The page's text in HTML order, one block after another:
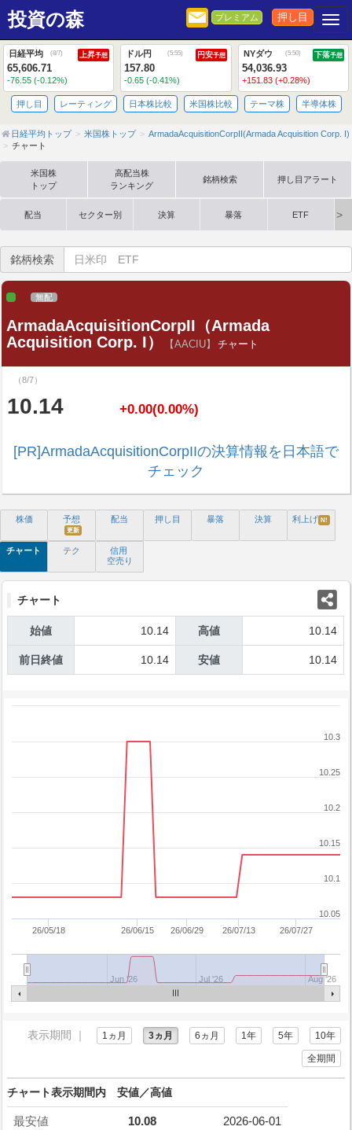
投資の森 プレミアム 押し目
日経平均 (8/7) 上昇予想
65,606.71
-76.55 (-0.12%)
ドル円 (5:55) 円安予想
157.80
-0.65 (-0.41%)
NYダウ (5:50) 下落予想
54,036.93
+151.83 (+0.28%)
押し目 レーティング 日本株比較 米国株比較 テーマ株 半導体株
日経平均トップ 米国株トップ
ArmadaAcquisitionCorpII(Armada Acquisition Corp. I)
チャート
米国株
トップ
高配当株
ランキング
銘柄検索 押し目アラート
配当 セクター別 決算 暴落 ETF
銘柄検索
無配
ArmadaAcquisitionCorpII（Armada
Acquisition Corp. I）
【AACIU】 チャート
（8/7）
10.14 +0.00(0.00%)
[PR]ArmadaAcquisitionCorpIIの決算情報を日本語で
チェック
株価 予想
更新
配当 押し目 暴落 決算 利上げ N!
チャート テク
信用
空売り
チャート
始値 10.14 高値 10.14
前日終値 10.14 安値 10.14
26/05/18 26/06/15 26/06/29 26/07/13 26/07/27
Jun '26 Jul '26 Aug '26
10.05
10.1
10.15
10.2
10.25
10.3
表示期間 ｜ 1ヵ月 3ヵ月 6ヵ月 1年 5年 10年
全期間
チャート表示期間内 安値／高値
最安値 10.08 2026-06-01